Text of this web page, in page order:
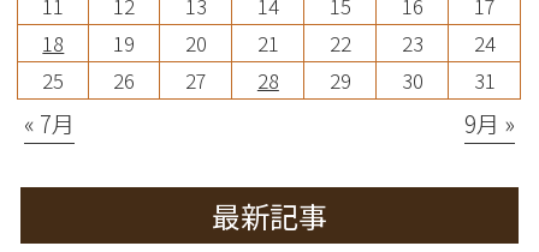
11
12 13 14 15 16
17
18
19 20 21 22 23
24
25
26 27 28 29 30 31
« 7月 9月 »
最新記事